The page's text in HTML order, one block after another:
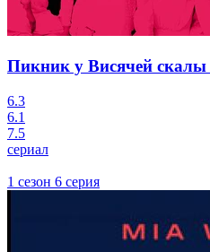
Пикник у Висячей скалы
6.3
6.1
7.5
сериал
1 сезон 6 серия